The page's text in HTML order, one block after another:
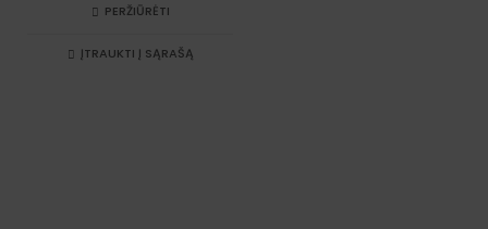
PERŽIŪRĖTI
ĮTRAUKTI Į SĄRAŠĄ